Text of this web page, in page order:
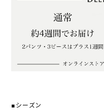
■シーズン